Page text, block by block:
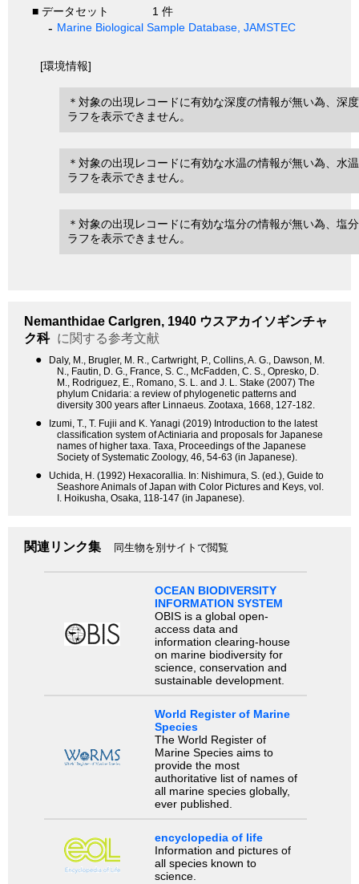
■ データセット
1 件
Marine Biological Sample Database, JAMSTEC
[環境情報]
＊対象の出現レコードに有効な深度の情報が無い為、深
ラフを表示できません。
＊対象の出現レコードに有効な水温の情報が無い為、水
ラフを表示できません。
＊対象の出現レコードに有効な塩分の情報が無い為、塩
ラフを表示できません。
Nemanthidae Carlgren, 1940 ウスアカイソギンチャ
ク科 に関する参考文献
●
Daly, M., Brugler, M. R., Cartwright, P., Collins, A. G., Dawson, M.
N., Fautin, D. G., France, S. C., McFadden, C. S., Opresko, D.
M., Rodriguez, E., Romano, S. L. and J. L. Stake (2007) The
phylum Cnidaria: a review of phylogenetic patterns and
diversity 300 years after Linnaeus. Zootaxa, 1668, 127-182.
●
Izumi, T., T. Fujii and K. Yanagi (2019) Introduction to the latest
classification system of Actiniaria and proposals for Japanese
names of higher taxa. Taxa, Proceedings of the Japanese
Society of Systematic Zoology, 46, 54-63 (in Japanese).
●
Uchida, H. (1992) Hexacorallia. In: Nishimura, S. (ed.), Guide to
Seashore Animals of Japan with Color Pictures and Keys, vol.
I. Hoikusha, Osaka, 118-147 (in Japanese).
関連リンク集 同生物を別サイトで閲覧
OCEAN BIODIVERSITY
INFORMATION SYSTEM
OBIS is a global open-
access data and
information clearing-house
on marine biodiversity for
science, conservation and
sustainable development.
World Register of Marine
Species
The World Register of
Marine Species aims to
provide the most
authoritative list of names of
all marine species globally,
ever published.
encyclopedia of life
Information and pictures of
all species known to
science.